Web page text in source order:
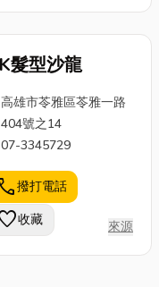
髮型沙龍
高雄市苓雅區苓雅一路
404號之14
07-3345729
撥打電話
收藏 來源